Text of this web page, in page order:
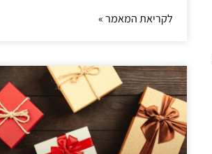
לקריאת המאמר »